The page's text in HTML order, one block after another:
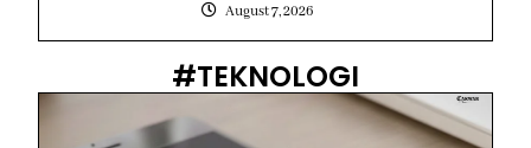
August 7, 2026
#TEKNOLOGI